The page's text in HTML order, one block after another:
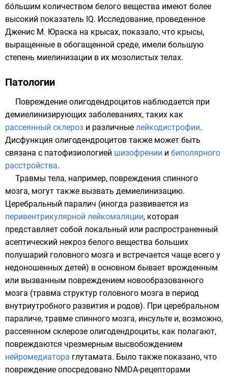
бóльшим количеством белого вещества имеют более
высокий показатель IQ. Исследование, проведенное
Дженис М. Юраска на крысах, показало, что крысы,
выращенные в обогащенной среде, имели большую
степень миелинизации в их мозолистых телах.
Патологии
Повреждение олигодендроцитов наблюдается при
демиелинизирующих заболеваниях, таких как
рассеянный склероз и различные лейкодистрофии.
Дисфункция олигодендроцитов также может быть
связана с патофизиологией шизофрении и биполярного
расстройства.
Травмы тела, например, повреждения спинного
мозга, могут также вызвать демиелинизацию.
Церебральный паралич (иногда развивается из
перивентрикулярной лейкомаляции, которая
представляет собой локальный или распространенный
асептический некроз белого вещества больших
полушарий головного мозга и встречается чаще всего у
недоношенных детей) в основном бывает врожденным
или вызванным повреждением новообразованного
мозга (травма структур головного мозга в период
внутриутробного развития и родов). При церебральном
параличе, травме спинного мозга, инсульте и, возможно,
рассеянном склерозе олигодендроциты, как полагают,
повреждаются чрезмерным высвобождением
нейромедиатора глутамата. Было также показано, что
повреждение опосредовано NMDA-рецепторами